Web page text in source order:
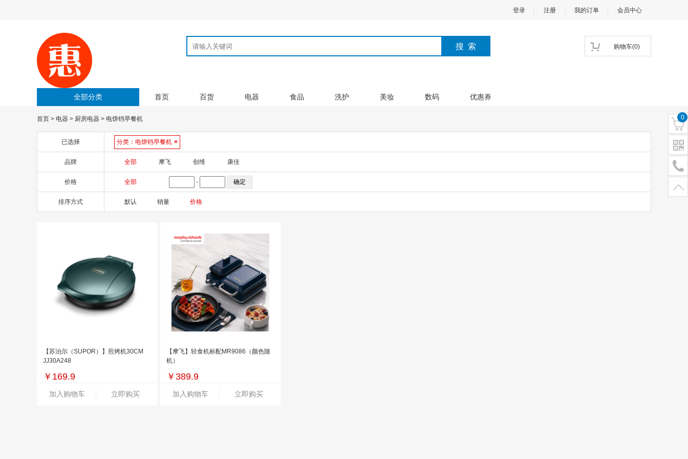
登录 注册 我的订单 会员中心
购物车(0)
全部分类 首页 百货 电器 食品 洗护 美妆 数码 优惠券
首页 > 电器 > 厨房电器 > 电饼铛早餐机
已选择 分类： 电饼铛早餐机 ×
品牌 全部 摩飞 创维 康佳
价格 全部 -
排序方式 默认 销量 价格
【苏泊尔（SUPOR）】煎烤机30CM
JJ30A248
￥ 169.9
加入购物车 立即购买
【摩飞】轻食机标配MR9086（颜色随
机）
￥389.9
加入购物车 立即购买
0